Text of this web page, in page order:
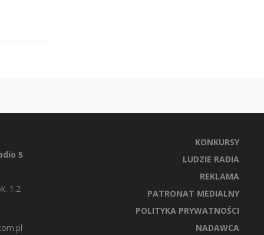
5
1.2
KONKURSY
LUDZIE RADIA
REKLAMA
PATRONAT MEDIALNY
POLITYKA PRYWATNOŚCI
NADAWCA